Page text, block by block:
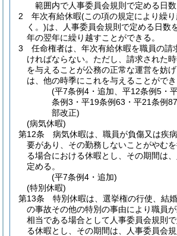
範囲内で人事委員会規則で定める日数
2
年次有給休暇(この項の規定により繰
く。)は、人事委員会規則で定める日数
年の翌年に繰り越すことができる。
3
任命権者は、年次有給休暇を職員の請
ければならない。 ただし、請求された
を与えることが公務の正常な運営を妨
は、他の時季にこれを与えることができ
(平7条例4・追加、平12条例5・
条例3・平19条例63・平21条例
部改正)
(病気休暇)
第12条
病気休暇は、職員が負傷又は疾
要があり、その勤務しないことがやむ
る場合における休暇とし、その期間は
定める。
(平7条例4・追加)
(特別休暇)
第13条
特別休暇は、選挙権の行使、結
の事故その他の特別の事由により職員
相当である場合として人事委員会規則
る休暇とし、その期間は、人事委員会規